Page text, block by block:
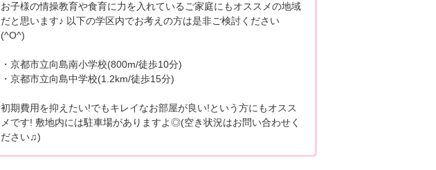
お子様の情操教育や食育に力を入れているご家庭にもオススメの地域
だと思います♪ 以下の学区内でお考えの方は是非ご検討ください
(^O^)
・京都市立向島南小学校(800m/徒歩10分)
・京都市立向島中学校(1.2km/徒歩15分)
初期費用を抑えたい!でもキレイなお部屋が良い!という方にもオスス
メです! 敷地内には駐車場がありますよ◎(空き状況はお問い合わせく
ださい♫)